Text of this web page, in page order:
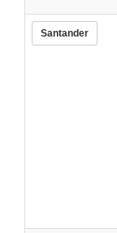
Santander